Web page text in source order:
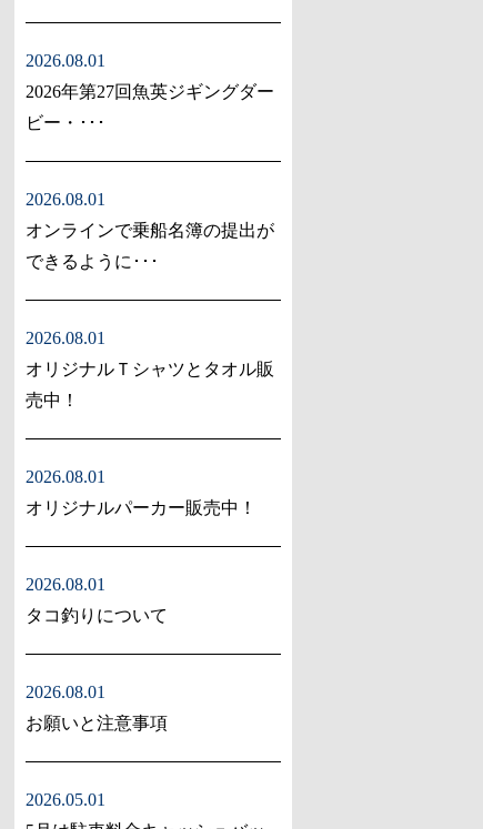
2026.08.01
2026年第27回魚英ジギングダー
ビー・･･･
2026.08.01
オンラインで乗船名簿の提出が
できるように･･･
2026.08.01
オリジナルＴシャツとタオル販
売中！
2026.08.01
オリジナルパーカー販売中！
2026.08.01
タコ釣りについて
2026.08.01
お願いと注意事項
2026.05.01